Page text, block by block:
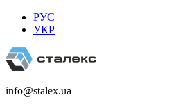
РУС
УКР
info@stalex.ua